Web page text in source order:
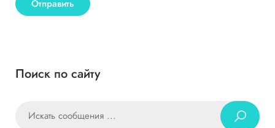
Поиск по сайту